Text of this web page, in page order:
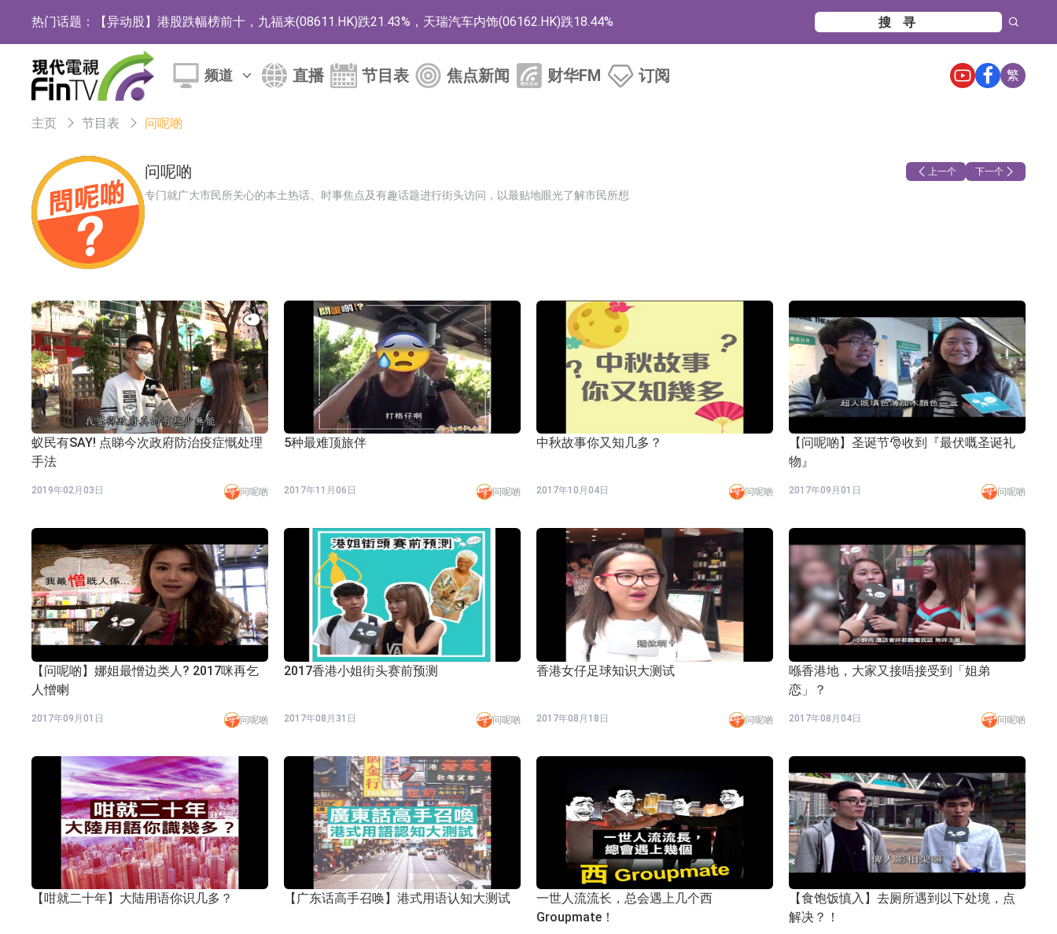
热门话题： 【异动股】港股跌幅榜前十，九福来(08611.HK)跌21.43%，天瑞汽车内饰(06162.HK)跌18.44%
【异动股】港股涨幅榜前十，佳明集团控股(01271.HK)涨+78.22%，拿森科技(02261.HK)涨+64.11%
斯迪克：公司为国内折叠屏核心功能材料供应商
恒瑞医药：公司已在中国获批上市26款1类创新药、6款2类新药
上期所：7月份对11个实际控制关系账户组采取限制开仓的监管措施
特发服务：成功中标哔哩哔哩上海滨江总部物业服务项目
亚太股份：公司是零跑汽车和Stellantis集团的供应商
理工雷科面向边缘AI场景推出"山海"系列智算模组 系列产品基于国产CPU与GPU构建
【异动股】医疗研发外包板块拉升，博腾股份(300363.CN)涨20.02%
日韩股市收盘双双下跌
依米康：海外交付以东南亚、中东市场为主 并已取得欧美相关认证
上交所：财通多策略福鑫定期开放灵活配置混合型发起式证券投资基金临时停牌
上交所：景顺长城全球半导体芯片产业股票型证券投资基金临时停牌
【异动股】港股涨幅榜前十，拿森科技(02261.HK)涨+75.05%，辰兴发展(02286.HK)涨+64.91%
神火股份：新疆神火铝水转化率已100%
【异动股】焦炭Ⅲ板块下挫，陕西黑猫(601015.CN)跌8.38%
浙江证监局对财通证券股份有限公司采取出具警示函措施
山金国际：港股上市工作正常推进中
频道 直播 节目表 焦点新闻 财华FM 订阅 繁
主页 节目表 问呢啲
问呢啲 上一个 下一个
专门就广大市民所关心的本土热话、时事焦点及有趣话题进行街头访问，以最贴地眼光了解市民所想
蚁民有SAY! 点睇今次政府防治疫症慨处理
手法
2019年02月03日 问呢啲
5种最难顶旅伴
2017年11月06日 问呢啲
中秋故事你又知几多？
2017年10月04日 问呢啲
【问呢啲】圣诞节🎅收到『最伏嘅圣诞礼
物』
2017年09月01日 问呢啲
【问呢啲】娜姐最憎边类人? 2017咪再乞
人憎喇
2017年09月01日 问呢啲
2017香港小姐街头赛前预测
2017年08月31日 问呢啲
香港女仔足球知识大测试
2017年08月18日 问呢啲
喺香港地，大家又接唔接受到「姐弟
恋」？
2017年08月04日 问呢啲
【咁就二十年】大陆用语你识几多？ 【广东话高手召唤】港式用语认知大测试
一世人流流长，总会遇上几个西
Groupmate！
【食饱饭慎入】去厕所遇到以下处境，点
解决？！